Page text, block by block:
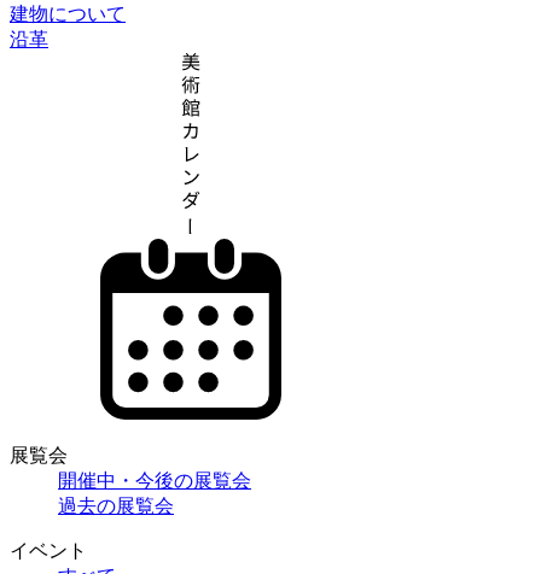
建物について
沿革
展覧会
開催中・今後の展覧会
過去の展覧会
イベント